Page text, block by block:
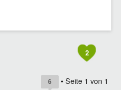
2
6 • Seite 1 von 1